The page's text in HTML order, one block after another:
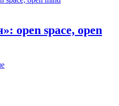
open space, open